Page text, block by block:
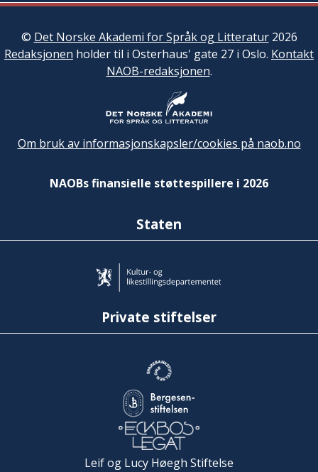
© Det Norske Akademi for Språk og Litteratur2026
Redaksjonen holder til i Osterhaus' gate 27 i Oslo. Kontakt
NAOB-redaksjonen.
Om bruk av informasjonskapsler/cookies på naob.no
NAOBs finansielle støttespillere i 2026
Staten
Private stiftelser
Leif og Lucy Høegh Stiftelse